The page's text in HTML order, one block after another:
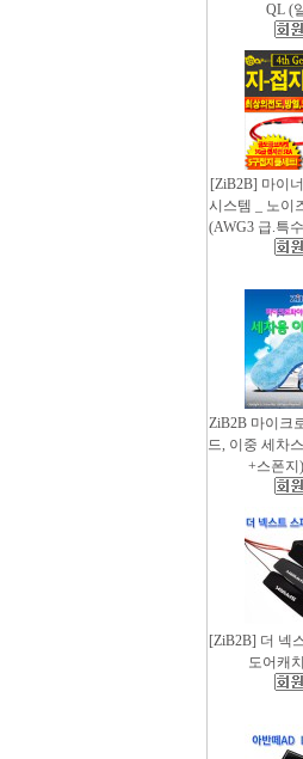
QL (
[ZiB2B] 마이
시스템 _ 노이
(AWG3 급.특
ZiB2B 마이크
드, 이중 세차
+스폰지
[ZiB2B] 더 넥
도어캐